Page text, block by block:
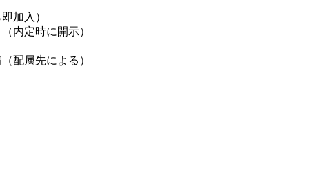
加入）
内定時に開示）
配属先による）